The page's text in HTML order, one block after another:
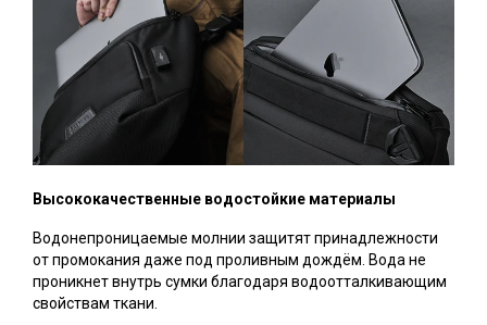
Высококачественные водостойкие материалы
Водонепроницаемые молнии защитят принадлежности
от промокания даже под проливным дождём. Вода не
проникнет внутрь сумки благодаря водоотталкивающим
свойствам ткани.